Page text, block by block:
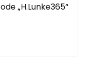
„H.Lunke365“